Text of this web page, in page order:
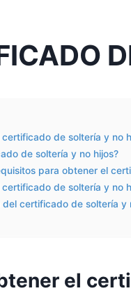
de soltería y no
de soltería y no hijos?
para obtener el
de soltería y no
certificado de soltería y
el